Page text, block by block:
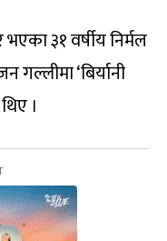
३१ वर्षीय निर्मल
‘बिर्यानी
।